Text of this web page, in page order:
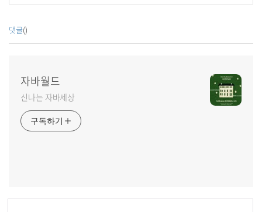
댓글()
자바월드
신나는 자바세상
구독하기